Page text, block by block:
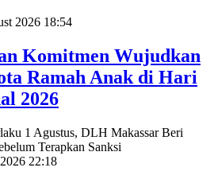
2026 18:54
Komitmen Wujudkan
Ramah Anak di Hari
2026
22:18